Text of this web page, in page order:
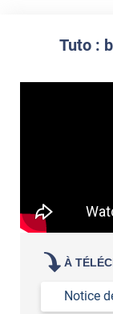
Tuto :
À
Notice